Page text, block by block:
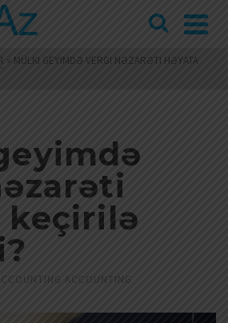
» MÜLKI GEYIMDƏ VERGI NƏZARƏTI HƏYATA
keçirilə
ACCOUNTING